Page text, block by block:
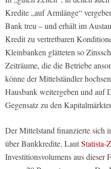
Kredite „auf Armlänge“
Bank treu – und erhält im
Kredit zu vertretbaren
Kleinbanken glätteten so
Zeiträume, die die Betriebe
könne der Mittelständler
Hausbank weitergeben und auf
Gegensatz zu den
Der Mittelstand finanzierte sich
über Bankkredite. LautStatista-
Investitionsvolumens aus dieser